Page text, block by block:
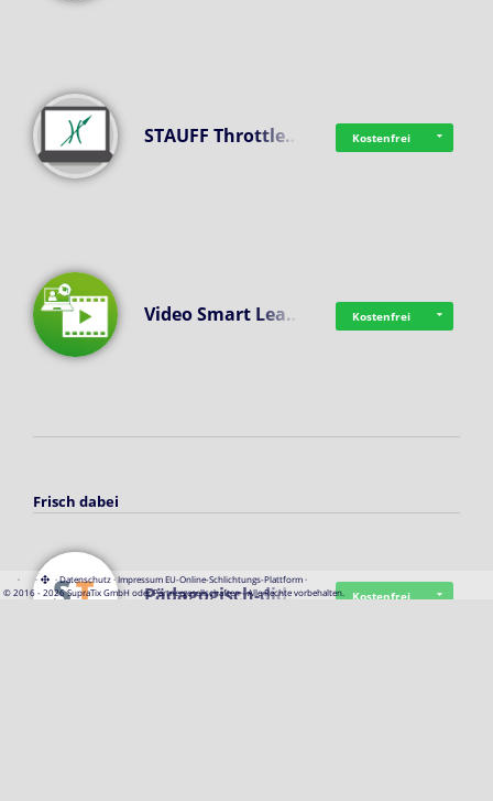
STAUFF Throttle… Kostenfrei
Video Smart Lea… Kostenfrei
Frisch dabei
Pädagogisch-did… Kostenfrei
· · ·Datenschutz·Impressum EU-Online-Schlichtungs-Plattform·
© 2016 - 2026 SupraTix GmbH oder Partnergesellschaften - Alle Rechte vorbehalten.